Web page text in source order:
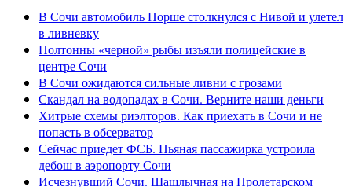
В Сочи автомобиль Порше столкнулся с Нивой и улетел
в ливневку
Полтонны «черной» рыбы изъяли полицейские в
центре Сочи
В Сочи ожидаются сильные ливни с грозами
Скандал на водопадах в Сочи. Верните наши деньги
Хитрые схемы риэлторов. Как приехать в Сочи и не
попасть в обсерватор
Сейчас приедет ФСБ. Пьяная пассажирка устроила
дебош в аэропорту Сочи
Исчезнувший Сочи. Шашлычная на Пролетарском